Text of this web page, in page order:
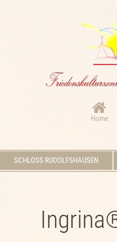
Home
Navigation
überspringen
SCHLOSS RUDOLFSHAUSEN